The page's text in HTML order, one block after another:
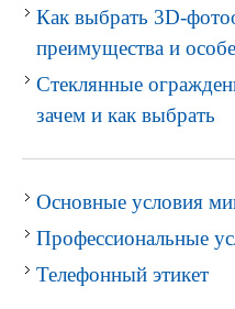
Как выбрать 3D-
преимущества и
Стеклянные
зачем и как выбрать
Основные условия
Профессиональные
Телефонный этикет